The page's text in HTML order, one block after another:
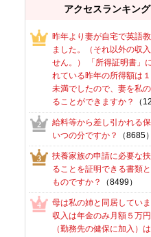
アクセスランキング
昨年より妻が自宅で英語
ました。（それ以外の収
せん。） 「所得証明書」
れている昨年の所得額は
未満でしたので、妻を私
ることができますか？
（
給料等から差し引かれる保
いつの分ですか？
（8685）
扶養家族の申請に必要な
ることを証明できる書類
ものですか？
（8499）
母は私の姉と同居してい
収入は年金のみ月額５万
（勤務先の健保に加入）